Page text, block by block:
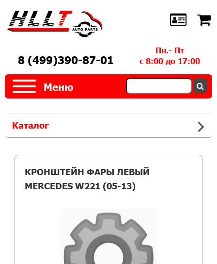
8 (499)390-87-01
Пн.- Пт
с 8:00 до 17:00
Меню
Каталог
КРОНШТЕЙН ФАРЫ ЛЕВЫЙ
MERCEDES W221 (05-13)